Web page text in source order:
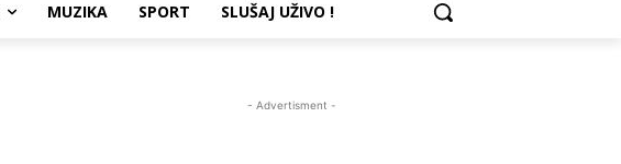
MUZIKA SPORT SLUŠAJ UŽIVO !
- Advertisment -